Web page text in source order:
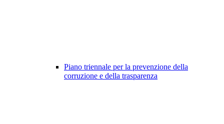
Piano triennale per la prevenzione della
corruzione e della trasparenza